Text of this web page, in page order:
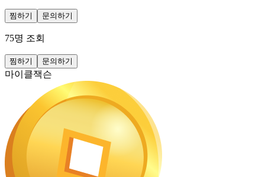
찜하기 문의하기
75명 조회
찜하기 문의하기
마이클잭슨